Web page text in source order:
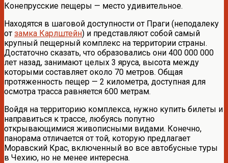
Конепрусские пещеры — место удивительное.
Находятся в шаговой доступности от Праги (неподалеку
от замка Карлштейн) и представляют собой самый
крупный пещерный комплекс на территории страны.
Достаточно сказать, что образовались они 400 000 000
лет назад, занимают целых 3 яруса, высота между
которыми составляет около 70 метров. Общая
протяженность пещер — 2 километра, доступная для
осмотра трасса равняется 600 метрам.
Войдя на территорию комплекса, нужно купить билеты и
направиться к трассе, любуясь попутно
открывающимися живописными видами. Конечно,
панорама отличается от той, которую предлагает
Моравский Крас, включенный во все автобусные туры
в Чехию, но не менее интересна.